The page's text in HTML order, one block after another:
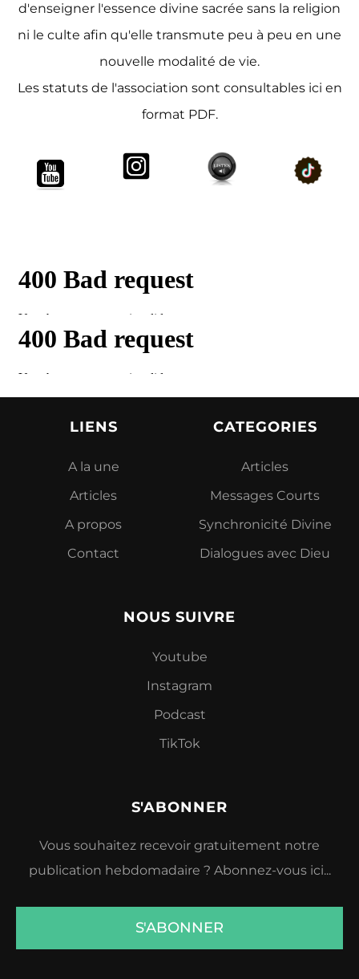
d'enseigner l'essence divine sacrée sans la religion
ni le culte afin qu'elle transmute peu à peu en une
nouvelle modalité de vie.
Les statuts de l'association sont consultables ici en
format PDF.
LIENS
A la une
Articles
A propos
Contact
CATEGORIES
Articles
Messages Courts
Synchronicité Divine
Dialogues avec Dieu
NOUS SUIVRE
Youtube
Instagram
Podcast
TikTok
S'ABONNER
Vous souhaitez recevoir gratuitement notre
publication hebdomadaire ? Abonnez-vous ici...
S'ABONNER